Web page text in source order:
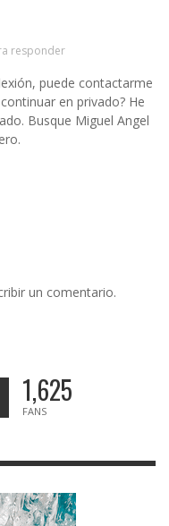
responder
puede contactarme
en privado? He
Busque Miguel Angel
un comentario.
1,625
FANS